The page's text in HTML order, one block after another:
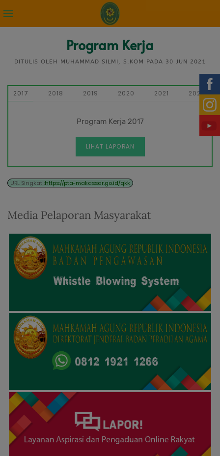
Program Kerja
DITULIS OLEH MUHAMMAD SILMI, S.KOM PADA 30 JUN 2021
2017 2018 2019 2020 2021 2022
Program Kerja 2017
LIHAT LAPORAN
URL Singkat :https://pta-makassar.go.id/qkk
Media Pelaporan Masyarakat